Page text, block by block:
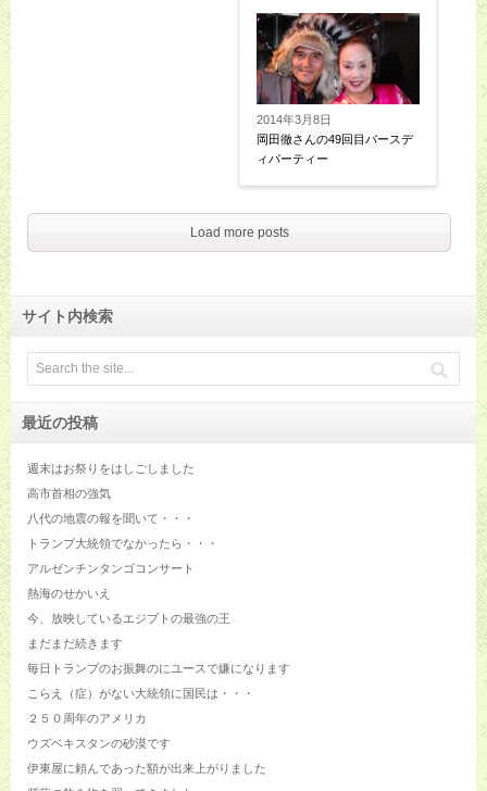
2014年3月8日
岡田徹さんの49回目バースデ
ィパーティー
Load more posts
サイト内検索
最近の投稿
週末はお祭りをはしごしました
高市首相の強気
八代の地震の報を聞いて・・・
トランプ大統領でなかったら・・・
アルゼンチンタンゴコンサート
熱海のせかいえ
今、放映しているエジプトの最強の王
まだまだ続きます
毎日トランプのお振舞のにユースで嫌になります
こらえ（症）がない大統領に国民は・・・
２５０周年のアメリカ
ウズベキスタンの砂漠です
伊東屋に頼んであった額が出来上がりました